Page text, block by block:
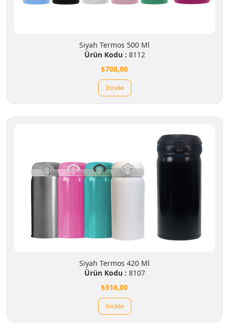
Siyah Termos 500 Ml
Ürün Kodu : 8112
₺708,00
İncele
Siyah Termos 420 Ml
Ürün Kodu : 8107
₺516,00
İncele